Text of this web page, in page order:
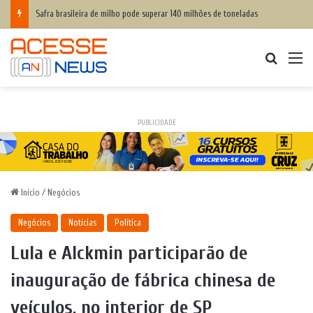
Safra brasileira de milho pode superar 140 milhões de toneladas
PUBLICIDADE
Início / Negócios
Negócios Notícias Política
Lula e Alckmin participarão de
inauguração de fábrica chinesa de
veículos, no interior de SP